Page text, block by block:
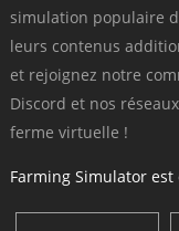
simulation populaire
leurs contenus
et rejoignez notre
Discord et nos
ferme virtuelle !
Farming Simulator